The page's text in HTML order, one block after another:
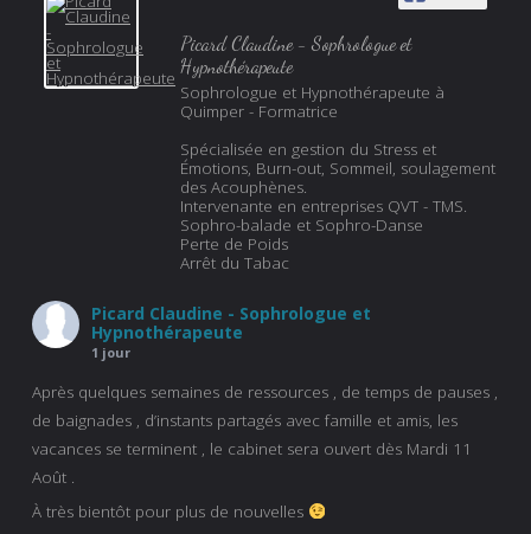
Picard Claudine - Sophrologue et
Hypnothérapeute
Sophrologue et Hypnothérapeute à
Quimper - Formatrice
Spécialisée en gestion du Stress et
Émotions, Burn-out, Sommeil, soulagement
des Acouphènes.
Intervenante en entreprises QVT - TMS.
Sophro-balade et Sophro-Danse
Perte de Poids
Arrêt du Tabac
Picard Claudine - Sophrologue et
Hypnothérapeute
1 jour
Après quelques semaines de ressources , de temps de pauses ,
de baignades , d’instants partagés avec famille et amis, les
vacances se terminent , le cabinet sera ouvert dès Mardi 11
Août .
À très bientôt pour plus de nouvelles